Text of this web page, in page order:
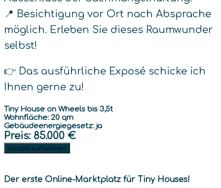
📍 Besichtigung vor Ort nach Absprache
möglich. Erleben Sie dieses Raumwunder
selbst!
👉 Das ausführliche Exposé schicke ich
Ihnen gerne zu!
Tiny House on Wheels bis 3,5t
Wohnfläche: 20 qm
Gebäudeenergiegesetz: ja
Preis: 85.000 €
Kontakt aufnehmen
Der erste Online-Marktplatz für Tiny Houses!